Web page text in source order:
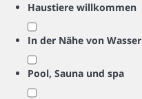
Haustiere willkommen
In der Nähe von Wasser
Pool, Sauna und spa